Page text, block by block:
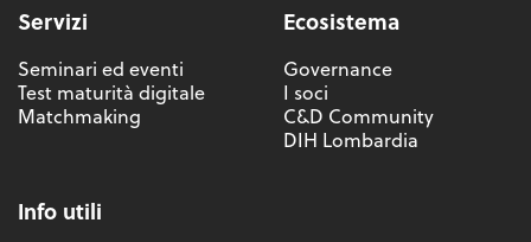
Servizi
Seminari ed eventi
Test maturità digitale
Matchmaking
Ecosistema
Governance
I soci
C&D Community
DIH Lombardia
Info utili